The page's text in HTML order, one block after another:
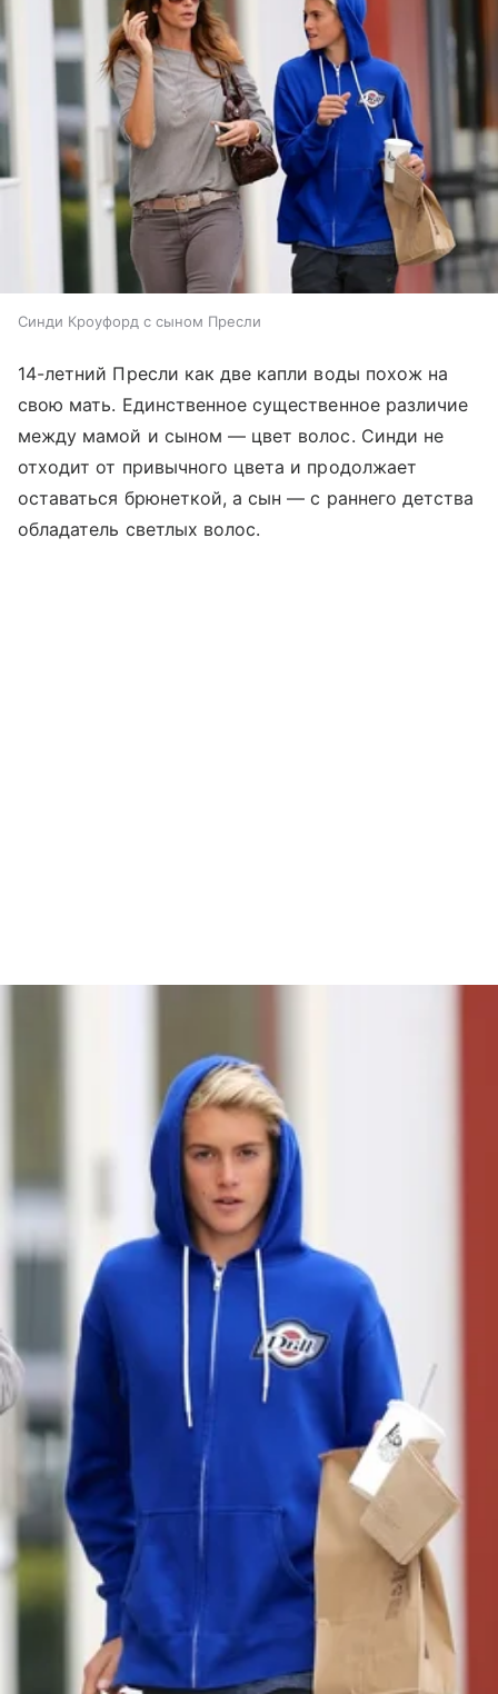
Синди Кроуфорд с сыном Пресли
14-летний Пресли как две капли воды похож на
свою мать. Единственное существенное различие
между мамой и сыном — цвет волос. Синди не
отходит от привычного цвета и продолжает
оставаться брюнеткой, а сын — с раннего детства
обладатель светлых волос.